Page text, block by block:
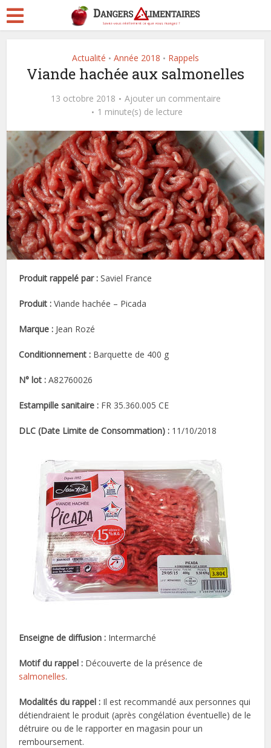
Actualité • Année 2018 • Rappels
Viande hachée aux salmonelles
13 octobre 2018
Ajouter un commentaire
1 minute(s) de lecture
Produit rappelé par :Saviel France
Produit : Viande hachée – Picada
Marque : Jean Rozé
Conditionnement : Barquette de 400 g
N° lot :A82760026
Estampille sanitaire : FR 35.360.005 CE
DLC (Date Limite de Consommation) : 11/10/2018
Enseigne de diffusion : Intermarché
Motif du rappel : Découverte de la présence de
salmonelles.
Modalités du rappel : Il est recommandé aux personnes qui
détiendraient le produit (après congélation éventuelle) de le
détruire ou de le rapporter en magasin pour un
remboursement.